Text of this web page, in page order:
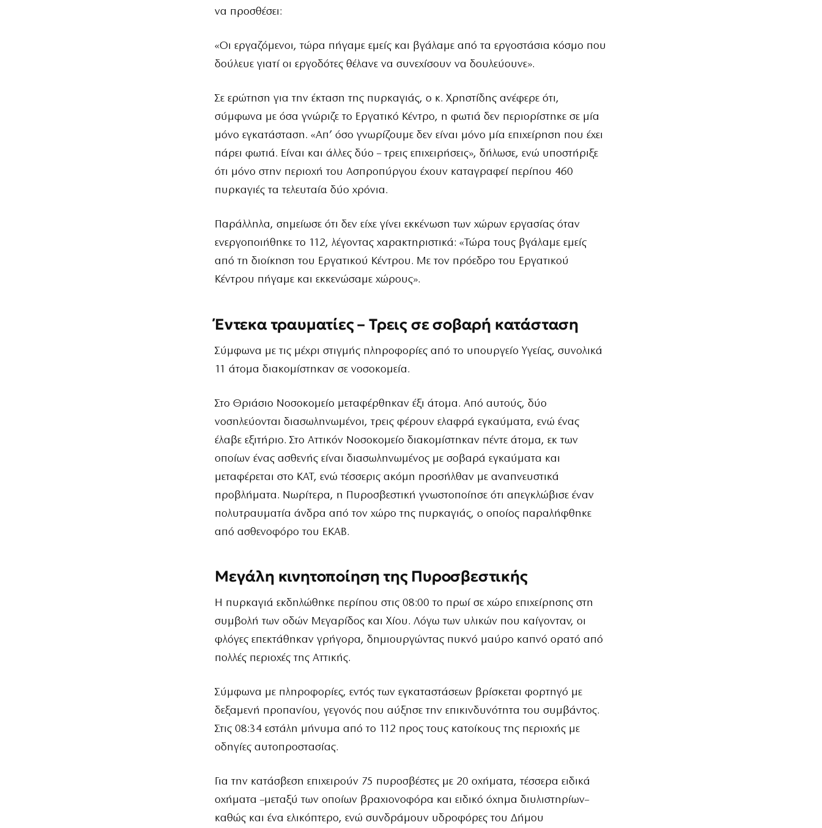
να προσθέσει:
«Οι εργαζόμενοι, τώρα πήγαμε εμείς και βγάλαμε από τα εργοστάσια κόσμο που
δούλευε γιατί οι εργοδότες θέλανε να συνεχίσουν να δουλεύουνε».
Σε ερώτηση για την έκταση της πυρκαγιάς, ο κ. Χρηστίδης ανέφερε ότι,
σύμφωνα με όσα γνώριζε το Εργατικό Κέντρο, η φωτιά δεν περιορίστηκε σε μία
μόνο εγκατάσταση. «Απ’ όσο γνωρίζουμε δεν είναι μόνο μία επιχείρηση που έχει
πάρει φωτιά. Είναι και άλλες δύο – τρεις επιχειρήσεις», δήλωσε, ενώ υποστήριξε
ότι μόνο στην περιοχή του Ασπροπύργου έχουν καταγραφεί περίπου 460
πυρκαγιές τα τελευταία δύο χρόνια.
Παράλληλα, σημείωσε ότι δεν είχε γίνει εκκένωση των χώρων εργασίας όταν
ενεργοποιήθηκε το 112, λέγοντας χαρακτηριστικά: «Τώρα τους βγάλαμε εμείς
από τη διοίκηση του Εργατικού Κέντρου. Με τον πρόεδρο του Εργατικού
Κέντρου πήγαμε και εκκενώσαμε χώρους».
Έντεκα τραυματίες – Τρεις σε σοβαρή κατάσταση
Σύμφωνα με τις μέχρι στιγμής πληροφορίες από το υπουργείο Υγείας, συνολικά
11 άτομα διακομίστηκαν σε νοσοκομεία.
Στο Θριάσιο Νοσοκομείο μεταφέρθηκαν έξι άτομα. Από αυτούς, δύο
νοσηλεύονται διασωληνωμένοι, τρεις φέρουν ελαφρά εγκαύματα, ενώ ένας
έλαβε εξιτήριο. Στο Αττικόν Νοσοκομείο διακομίστηκαν πέντε άτομα, εκ των
οποίων ένας ασθενής είναι διασωληνωμένος με σοβαρά εγκαύματα και
μεταφέρεται στο ΚΑΤ, ενώ τέσσερις ακόμη προσήλθαν με αναπνευστικά
προβλήματα. Νωρίτερα, η Πυροσβεστική γνωστοποίησε ότι απεγκλώβισε έναν
πολυτραυματία άνδρα από τον χώρο της πυρκαγιάς, ο οποίος παραλήφθηκε
από ασθενοφόρο του ΕΚΑΒ.
Μεγάλη κινητοποίηση της Πυροσβεστικής
Η πυρκαγιά εκδηλώθηκε περίπου στις 08:00 το πρωί σε χώρο επιχείρησης στη
συμβολή των οδών Μεγαρίδος και Χίου. Λόγω των υλικών που καίγονταν, οι
φλόγες επεκτάθηκαν γρήγορα, δημιουργώντας πυκνό μαύρο καπνό ορατό από
πολλές περιοχές της Αττικής.
Σύμφωνα με πληροφορίες, εντός των εγκαταστάσεων βρίσκεται φορτηγό με
δεξαμενή προπανίου, γεγονός που αύξησε την επικινδυνότητα του συμβάντος.
Στις 08:34 εστάλη μήνυμα από το 112 προς τους κατοίκους της περιοχής με
οδηγίες αυτοπροστασίας.
Για την κατάσβεση επιχειρούν 75 πυροσβέστες με 20 οχήματα, τέσσερα ειδικά
οχήματα –μεταξύ των οποίων βραχιονοφόρα και ειδικό όχημα διυλιστηρίων–
καθώς και ένα ελικόπτερο, ενώ συνδράμουν υδροφόρες του Δήμου